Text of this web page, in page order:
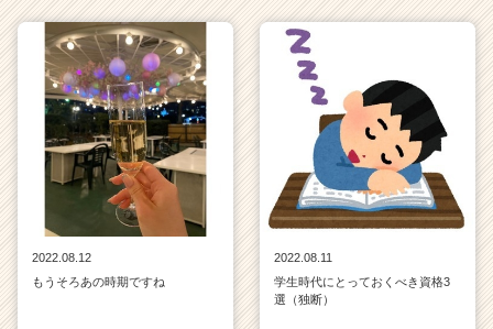
2022.08.12
もうそろあの時期ですね
2022.08.11
学生時代にとっておくべき資格3
選（独断）